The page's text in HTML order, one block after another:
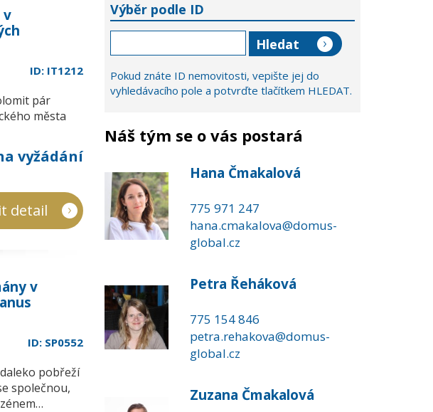
v
ID: IT1212
pár
města
vyžádání
detail
v
ID: SP0552
pobřeží
společnou,
Výběr podle ID
Pokud znáte ID nemovitosti, vepište jej do
vyhledávacího pole a potvrďte tlačítkem HLEDAT.
Náš tým se o vás postará
Hana Čmakalová
775 971 247
hana.cmakalova@domus-
global.cz
Petra Řeháková
775 154 846
petra.rehakova@domus-
global.cz
Zuzana Čmakalová